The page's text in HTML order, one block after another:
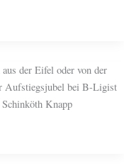
der Eifel oder von der
Aufstiegsjubel bei B-Ligist
Knapp